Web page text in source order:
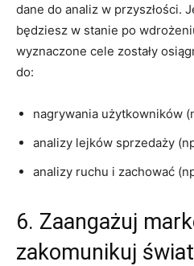
dane do analiz w przyszłości.
będziesz w stanie po
wyznaczone cele zostały
do:
nagrywania użytkowników
analizy lejków sprzedaży
analizy ruchu i zachować
6. Zaangażuj
zakomunikuj